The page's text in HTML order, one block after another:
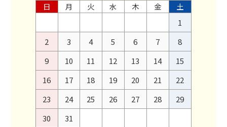
日 月 火 水 木 金
土
1
2
3 4 5 6 7
8
9
10 11 12 13 14
15
16
17 18 19 20 21
22
23
24 25 26 27 28
29
30
31